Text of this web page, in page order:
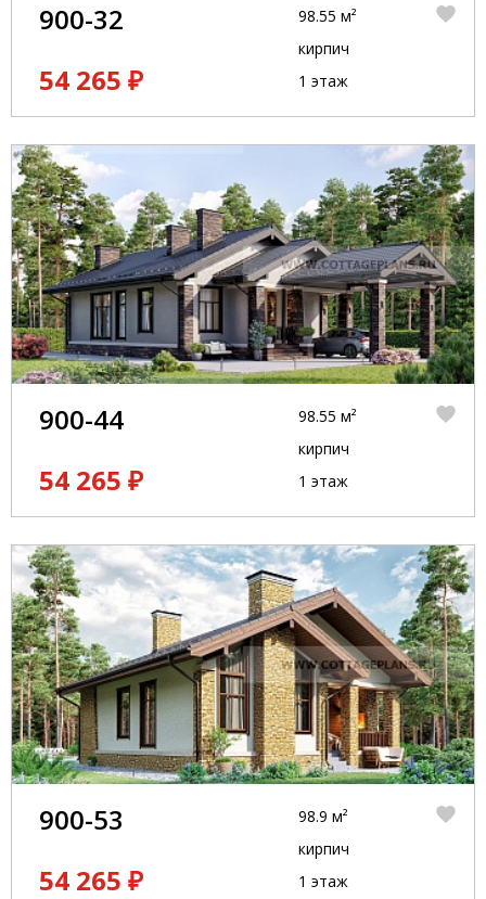
900-32
54 265 ₽
98.55 м²
кирпич
1 этаж
900-44
54 265 ₽
98.55 м²
кирпич
1 этаж
900-53
54 265 ₽
98.9 м²
кирпич
1 этаж